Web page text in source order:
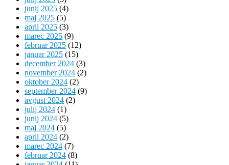
junij 2025 (4)
maj 2025 (5)
april 2025 (3)
marec 2025 (9)
februar 2025 (12)
januar 2025 (15)
december 2024 (3)
november 2024 (2)
oktober 2024 (2)
september 2024 (9)
avgust 2024 (2)
julij 2024 (1)
junij 2024 (5)
maj 2024 (5)
april 2024 (2)
marec 2024 (7)
februar 2024 (8)